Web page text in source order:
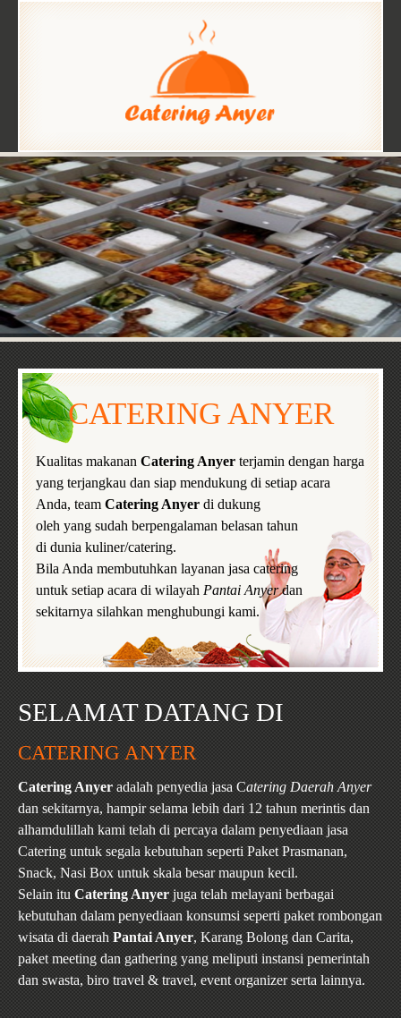
CATERING ANYER
Kualitas makanan Catering Anyer terjamin dengan harga
yang terjangkau dan siap mendukung di setiap acara
Anda, team Catering Anyer di dukung
oleh yang sudah berpengalaman belasan tahun
di dunia kuliner/catering.
Bila Anda membutuhkan layanan jasa catering
untuk setiap acara di wilayah Pantai Anyerdan
sekitarnya silahkan menghubungi kami.
SELAMAT DATANG DI
CATERING ANYER
Catering Anyer adalah penyedia jasa Catering Daerah Anyer
dan sekitarnya, hampir selama lebih dari 12 tahun merintis dan
alhamdulillah kami telah di percaya dalam penyediaan jasa
Catering untuk segala kebutuhan seperti Paket Prasmanan,
Snack, Nasi Box untuk skala besar maupun kecil.
Selain itu Catering Anyer juga telah melayani berbagai
kebutuhan dalam penyediaan konsumsi seperti paket rombongan
wisata di daerah Pantai Anyer, Karang Bolong dan Carita,
paket meeting dan gathering yang meliputi instansi pemerintah
dan swasta, biro travel & travel, event organizer serta lainnya.